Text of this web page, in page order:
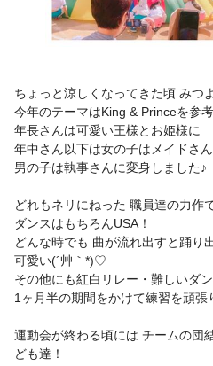
ちょっと涼しくなってきた頃 みつ
今年のテーマはKing & Princeを参
年長さんは可愛い王様とお姫様に
年中さん以下は女の子はメイドさん
男の子は執事さんに変身しました♪
どれもネリにねった 職員達の力作
ダンスはもちろんUSA！
どんな時でも 曲が流れ出すと踊り
可愛い(´艸｀*)♡
その他にも紅白リレー・難しいダ
1ヶ月半の期間をかけて練習を頑張
運動会が終わる頃には チームの団
ども達！